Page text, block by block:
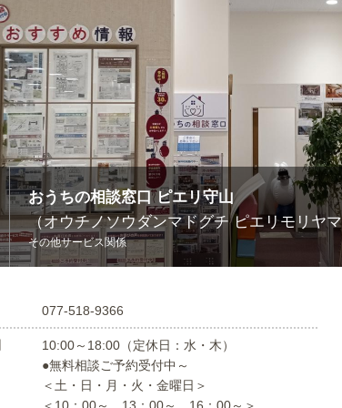
おうちの相談窓口 ピエリ守山
（オウチノソウダンマドグチ ピエリモリヤ
その他サービス関係
077-518-9366
10:00～18:00（定休日：水・木）
●無料相談ご予約受付中～
＜土・日・月・火・金曜日＞